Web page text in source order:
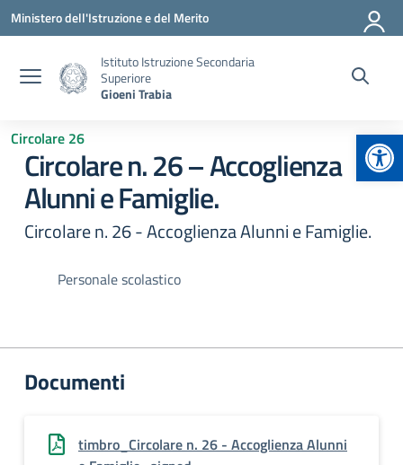
Vai ai contenuti
Vai al menu di navigazione
Vai al footer
Ministero dell'Istruzione e del Merito
Istituto Istruzione Secondaria
Superiore
Gioeni Trabia
Circolare 26
Circolare n. 26 – Accoglienza
Alunni e Famiglie.
Circolare n. 26 - Accoglienza Alunni e Famiglie.
Personale scolastico
Documenti
timbro_Circolare n. 26 - Accoglienza Alunni